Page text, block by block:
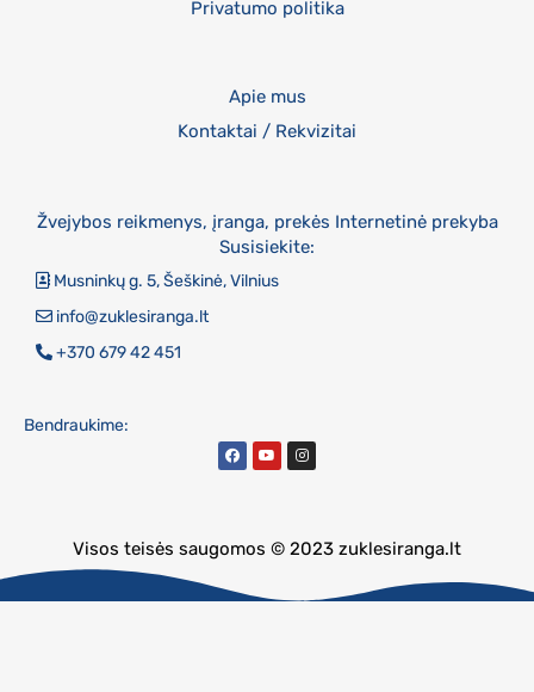
Privatumo politika
Apie mus
Kontaktai / Rekvizitai
Žvejybos reikmenys, įranga, prekės Internetinė prekyba
Susisiekite:
Musninkų g. 5, Šeškinė, Vilnius
info@zuklesiranga.lt
+370 679 42 451
Bendraukime:
Visos teisės saugomos © 2023 zuklesiranga.lt